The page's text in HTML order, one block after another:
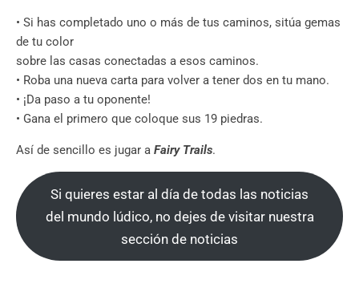
• Si has completado uno o más de tus caminos, sitúa gemas
de tu color
sobre las casas conectadas a esos caminos.
• Roba una nueva carta para volver a tener dos en tu mano.
• ¡Da paso a tu oponente!
• Gana el primero que coloque sus 19 piedras.
Así de sencillo es jugar a Fairy Trails.
Si quieres estar al día de todas las noticias
del mundo lúdico, no dejes de visitar nuestra
sección de noticias